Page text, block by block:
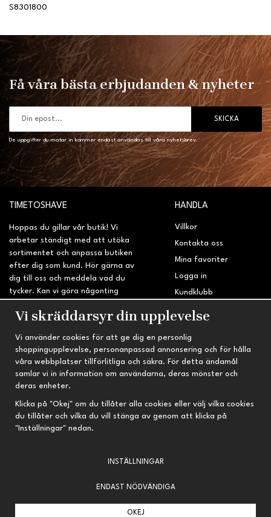
S8301800
Få våra bästa erbjudanden & nyheter
SKICKA
De uppgifter du matar in kommer endast användas till våra nyhetsbrev.
TIMETOSHAVE
Hoppas du gillar vår butik! Vi
arbetar ständigt med att utöka
sortimentet och anpassa butiken
efter dig som kund. Hör gärna av
dig till oss och meddela vad du
tycker. Kan vi göra någonting
sidan?
HANDLA
Villkor
Kontakta oss
Mina favoriter
Logga in
Kundklubb
INFORMATION
Om oss
Nyheter
Nyhetsbrev
Om cookies
Prenumeration
TRYGG HANDEL
Fri frakt vid köp över 695 kr
Kvalitetsprodukter till kanonpris
Vi skräddarsyr din upplevelse
Vi använder cookies för att ge dig en personlig
shoppingupplevelse, personanpassad annonsering och för hålla
våra webbplatser tillförlitliga och säkra. För detta ändamål
samlar vi in information om användarna, deras mönster och
deras enheter.
Klicka på "Okej" om du tillåter alla cookies eller välj vilka cookies
du tillåter och vilka du vill stänga av genom att klicka på
"Inställningar" nedan.
INSTÄLLNINGAR
ENDAST NÖDVÄNDIGA
OKEJ